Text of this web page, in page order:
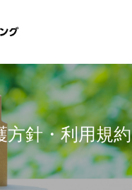
方針・利用規約